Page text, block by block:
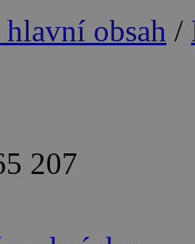
obsah /
207